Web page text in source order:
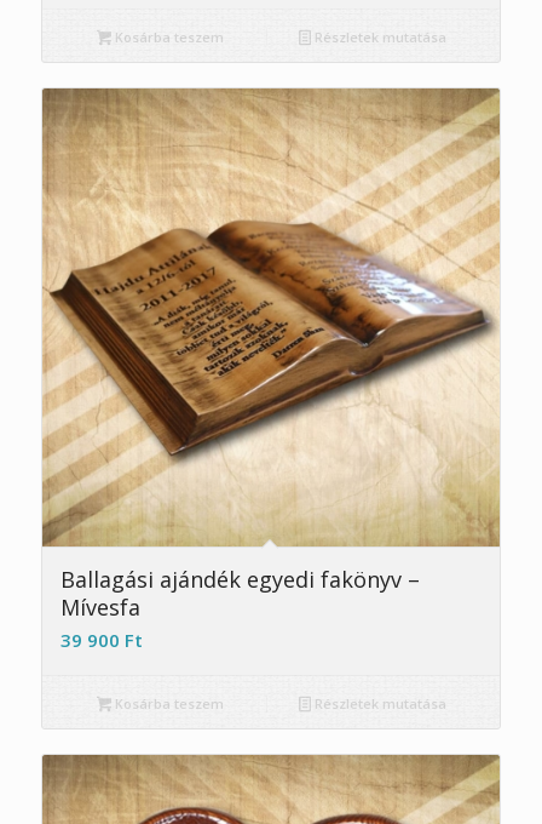
Kosárba teszem Részletek mutatása
4.67
Ballagási ajándék egyedi fakönyv –
Mívesfa
39 900 Ft
Kosárba teszem Részletek mutatása